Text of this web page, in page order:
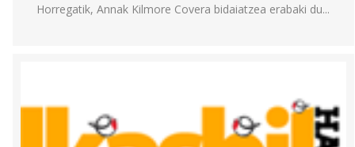
Horregatik, Annak Kilmore Covera bidaiatzea erabaki du...